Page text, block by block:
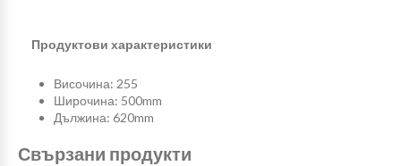
Продуктови характеристики
Височина: 255
Широчина: 500mm
Дължина: 620mm
Свързани продукти